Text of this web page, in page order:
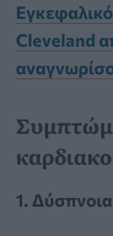
Cleveland
1. Δύσπνοια